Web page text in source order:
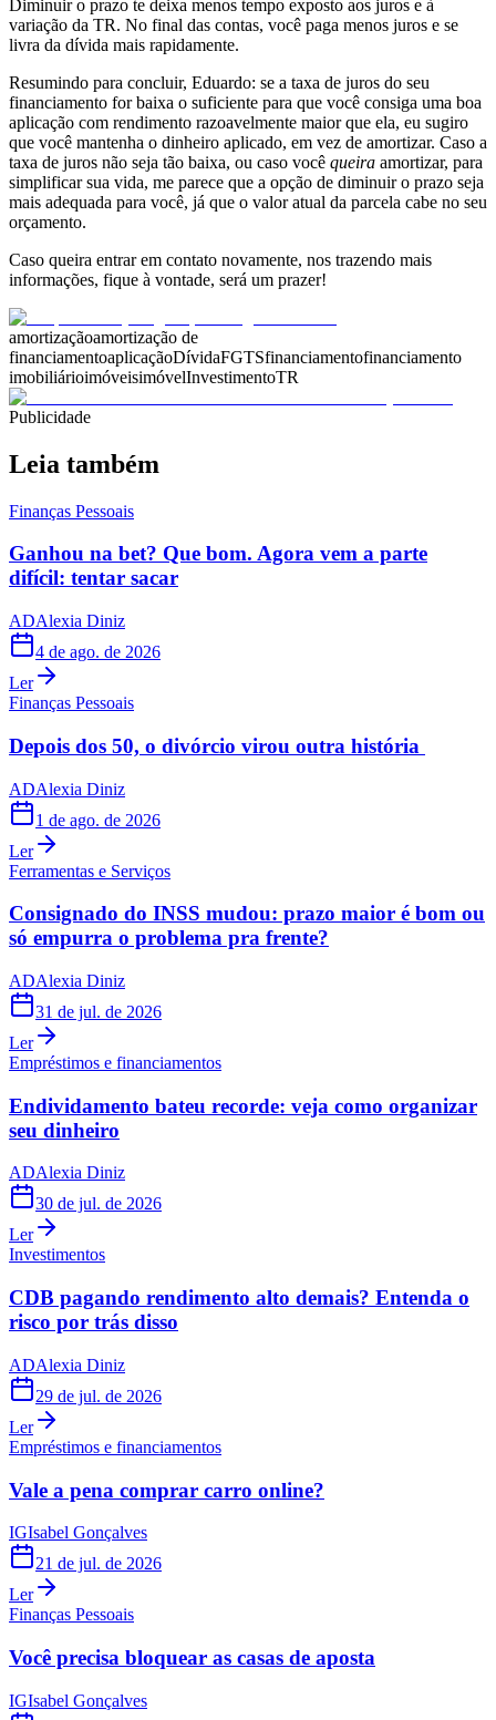
Diminuir o prazo te deixa menos tempo exposto aos juros e à
variação da TR. No final das contas, você paga menos juros e se
livra da dívida mais rapidamente.
Resumindo para concluir, Eduardo: se a taxa de juros do seu
financiamento for baixa o suficiente para que você consiga uma boa
aplicação com rendimento razoavelmente maior que ela, eu sugiro
que você mantenha o dinheiro aplicado, em vez de amortizar. Caso a
taxa de juros não seja tão baixa, ou caso você queira amortizar, para
simplificar sua vida, me parece que a opção de diminuir o prazo seja
mais adequada para você, já que o valor atual da parcela cabe no seu
orçamento.
Caso queira entrar em contato novamente, nos trazendo mais
informações, fique à vontade, será um prazer!
amortizaçãoamortização de
financiamentoaplicaçãoDívidaFGTSfinanciamentofinanciamento
imobiliárioimóveisimóvelInvestimentoTR
Publicidade
Leia também
Finanças Pessoais
Ganhou na bet? Que bom. Agora vem a parte
difícil: tentar sacar
ADAlexia Diniz
4 de ago. de 2026
Ler
Finanças Pessoais
Depois dos 50, o divórcio virou outra história
ADAlexia Diniz
1 de ago. de 2026
Ler
Ferramentas e Serviços
Consignado do INSS mudou: prazo maior é bom ou
só empurra o problema pra frente?
ADAlexia Diniz
31 de jul. de 2026
Ler
Empréstimos e financiamentos
Endividamento bateu recorde: veja como organizar
seu dinheiro
ADAlexia Diniz
30 de jul. de 2026
Ler
Investimentos
CDB pagando rendimento alto demais? Entenda o
risco por trás disso
ADAlexia Diniz
29 de jul. de 2026
Ler
Empréstimos e financiamentos
Vale a pena comprar carro online?
IGIsabel Gonçalves
21 de jul. de 2026
Ler
Finanças Pessoais
Você precisa bloquear as casas de aposta
IGIsabel Gonçalves